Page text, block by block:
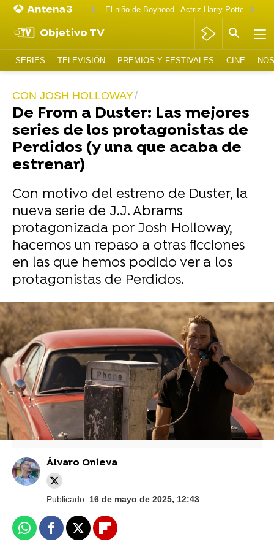
El niño de Boyhood Actriz Harry Potter
Objetivo TV
SERIES TELEVISIÓN PREMIOS Y FESTIVALES CINE
CON JOSH HOLLOWAY
De From a Duster: Las mejores
series de los protagonistas de
Perdidos (y una que acaba de
estrenar)
Con motivo del estreno de Duster, la
nueva serie de J.J. Abrams
protagonizada por Josh Holloway,
hacemos un repaso a otras ficciones
en las que hemos podido ver a los
protagonistas de Perdidos.
HBO Max
¿Qué fue de Matthew Fox? El actor de
Perdidos retoma su carrera tras
abandonarla en lo más alto
Álvaro Onieva
Publicado: 16 de mayo de 2025, 12:43
WhatsappFacebook
X Flipboard